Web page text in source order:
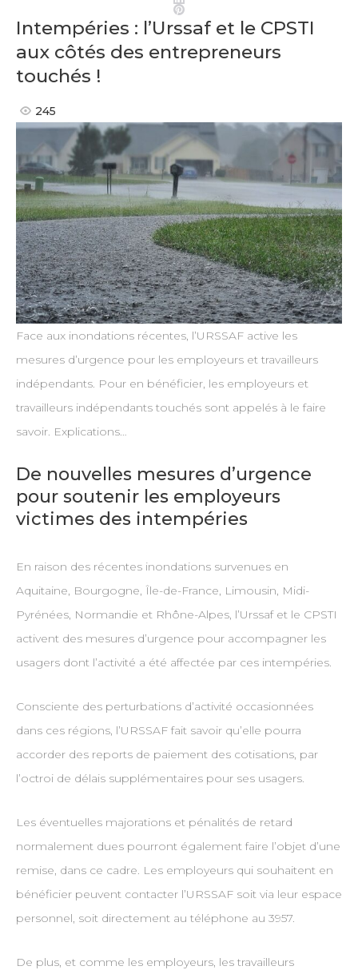
Pinterest
Intempéries : l’Urssaf et le CPSTI
aux côtés des entrepreneurs
touchés !
245
Face aux inondations récentes, l’URSSAF active les
mesures d’urgence pour les employeurs et travailleurs
indépendants. Pour en bénéficier, les employeurs et
travailleurs indépendants touchés sont appelés à le faire
savoir. Explications…
De nouvelles mesures d’urgence
pour soutenir les employeurs
victimes des intempéries
En raison des récentes inondations survenues en
Aquitaine, Bourgogne, Île-de-France, Limousin, Midi-
Pyrénées, Normandie et Rhône-Alpes, l’Urssaf et le CPSTI
activent des mesures d’urgence pour accompagner les
usagers dont l’activité a été affectée par ces intempéries.
Consciente des perturbations d’activité occasionnées
dans ces régions, l’URSSAF fait savoir qu’elle pourra
accorder des reports de paiement des cotisations, par
l’octroi de délais supplémentaires pour ses usagers.
Les éventuelles majorations et pénalités de retard
normalement dues pourront également faire l’objet d’une
remise, dans ce cadre. Les employeurs qui souhaitent en
bénéficier peuvent contacter l’URSSAF soit via leur espace
personnel, soit directement au téléphone au 3957.
De plus, et comme les employeurs, les travailleurs